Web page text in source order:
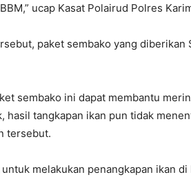
ucap Kasat Polairud Polres
paket sembako yang
sembako ini dapat membantu
hasil tangkapan ikan pun tidak
tersebut.
melakukan penangkapan ikan